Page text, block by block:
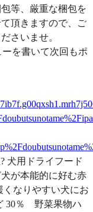
等、厳重な梱包を
頂きますので、ご
さいませ。
を書いて次回もポ
犬用ドライフード
が本能的に好む赤
なりやすい犬にお
30％ 野菜果物ハ